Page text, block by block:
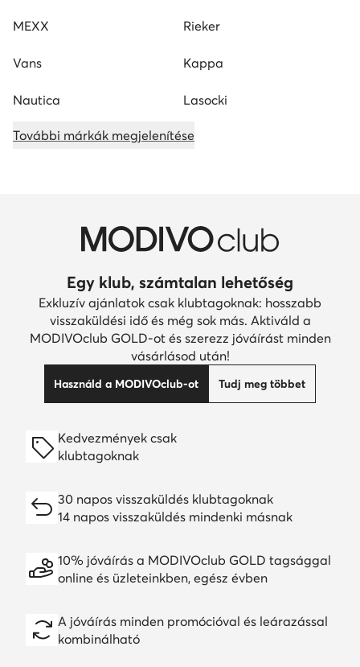
MEXX Rieker
Vans Kappa
Nautica Lasocki
További márkák megjelenítése
Egy klub, számtalan lehetőség
Exkluzív ajánlatok csak klubtagoknak: hosszabb
visszaküldési idő és még sok más. Aktiváld a
MODIVOclub GOLD-ot és szerezz jóváírást minden
vásárlásod után!
Használd a MODIVOclub-ot Tudj meg többet
Kedvezmények csak
klubtagoknak
30 napos visszaküldés klubtagoknak
14 napos visszaküldés mindenki másnak
10% jóváírás a MODIVOclub GOLD tagsággal
online és üzleteinkben, egész évben
A jóváírás minden promócióval és leárazással
kombinálható